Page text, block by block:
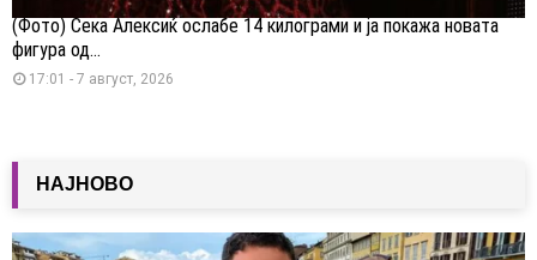
(Фото) Сека Алексиќ ослабе 14 килограми и ја покажа новата
фигура од...
17:01 - 7 август, 2026
НАЈНОВО